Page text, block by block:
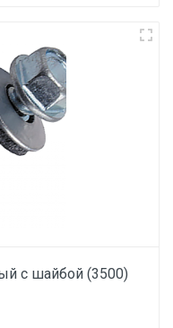
с шайбой (3500)